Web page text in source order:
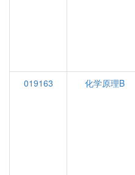
019163
化学原理B